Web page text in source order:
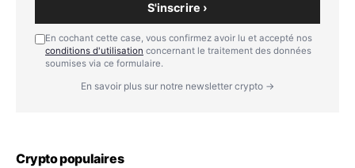
S'inscrire ›
En cochant cette case, vous confirmez avoir lu et accepté nos
conditions d'utilisation concernant le traitement des données
soumises via ce formulaire.
En savoir plus sur notre newsletter crypto →
Crypto populaires